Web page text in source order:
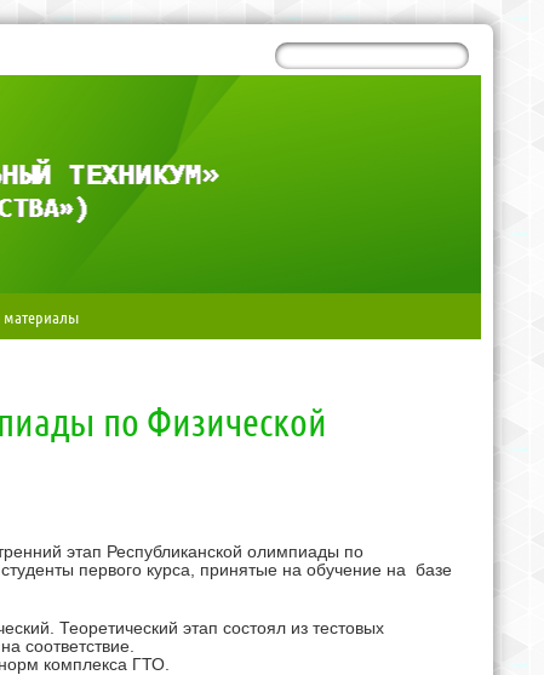
материалы
по Физической
этап Республиканской олимпиады по
первого курса, принятые на обучение на базе
Теоретический этап состоял из тестовых
соответствие.
комплекса ГТО.